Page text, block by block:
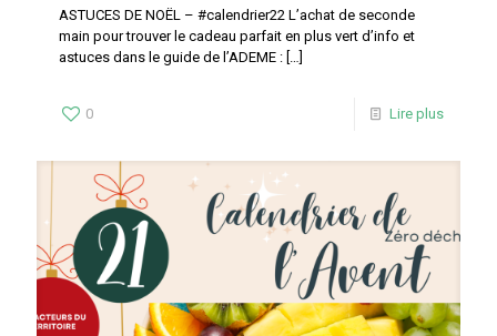
ASTUCES DE NOËL – #calendrier22 L’achat de seconde
main pour trouver le cadeau parfait en plus vert d’info et
astuces dans le guide de l’ADEME : […]
0 Lire plus